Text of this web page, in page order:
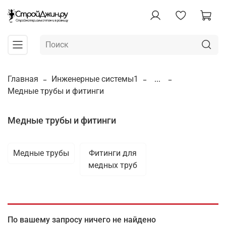
Главная Инженерные системы1
...
Медные трубы и фитинги
Медные трубы и фитинги
Медные трубы
Фитинги для
медных труб
По вашему запросу ничего не найдено